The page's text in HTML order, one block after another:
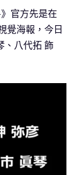
官方先是在
覺海報，今日
、八代拓 飾